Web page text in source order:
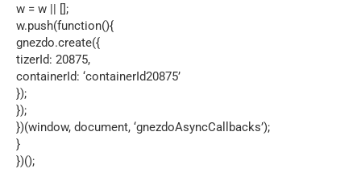
w = w || [];
w.push(function(){
gnezdo.create({
tizerId: 20875,
containerId: ‘containerId20875’
});
});
})(window, document, ‘gnezdoAsyncCallbacks’);
}
})();